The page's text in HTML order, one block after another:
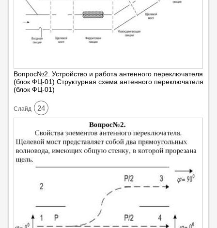
Вопрос№2. Устройство и работа антенного переключателя
(блок ФЦ-01) Структурная схема антенного переключателя
(блок ФЦ-01)
Cлайд 24